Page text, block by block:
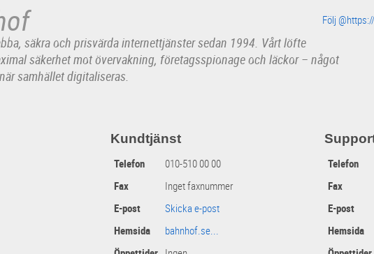
Följ
säkra och prisvärda internettjänster sedan 1994. Vårt löfte
säkerhet mot övervakning, företagsspionage och läckor – något
samhället digitaliseras.
Kundtjänst
Telefon
010-510 00 00
Fax
Inget faxnummer
E-post
Skicka e-post
Hemsida
bahnhof.se...
Telefon
Fax
E-post
Hemsida